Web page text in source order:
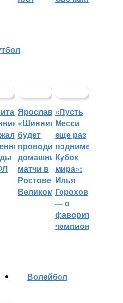
Ярославский
«Шинник»
будет
проводить
домашние
матчи в
Ростове
Великом
«Пусть
Месси
еще раз
поднимет
Кубок
мира»:
Илья
Горохов
— о
фаворитах
чемпионата
Волейбол